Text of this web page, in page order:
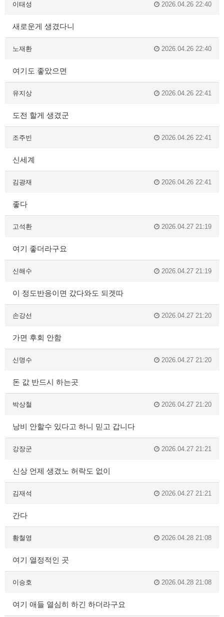
이태성 2026.04.26 22:40
새로운게 생겼다니
노재환 2026.04.26 22:40
여기도 좋았으면
유지상 2026.04.26 22:41
도전 할게 생겼군
조주빈 2026.04.26 22:41
신세계
김광재 2026.04.26 22:41
좋다
고석환 2026.04.27 21:19
여기 좋더라구요
신해수 2026.04.27 21:19
이 정도반응이면 갔다와도 되겟따
손강선 2026.04.27 21:20
가면 후회 안함
신명수 2026.04.27 21:20
돈 값 반드시 하는곳
박상철 2026.04.27 21:20
낭비 안할수 있다고 하니 믿고 갑니다
강장군 2026.04.27 21:21
신상 언제 생겼노 허락도 없이
김재석 2026.04.27 21:21
간다
황철영 2026.04.28 21:08
여기 열정적인 곳
이승호 2026.04.28 21:08
여기 애들 열심히 하긴 하더라구요